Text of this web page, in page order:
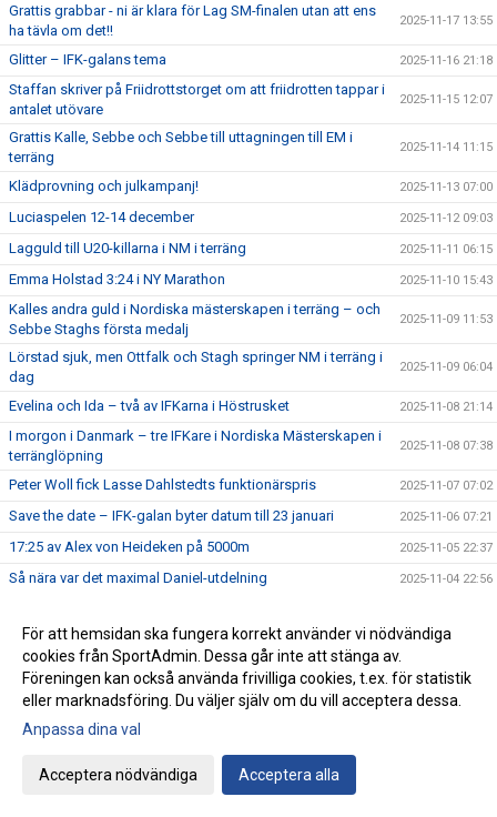
Grattis grabbar - ni är klara för Lag SM-finalen utan att ens
ha tävla om det!!
2025-11-17 13:55
Glitter – IFK-galans tema 2025-11-16 21:18
Staffan skriver på Friidrottstorget om att friidrotten tappar i
antalet utövare
2025-11-15 12:07
Grattis Kalle, Sebbe och Sebbe till uttagningen till EM i
terräng
2025-11-14 11:15
Klädprovning och julkampanj! 2025-11-13 07:00
Luciaspelen 12-14 december 2025-11-12 09:03
Lagguld till U20-killarna i NM i terräng 2025-11-11 06:15
Emma Holstad 3:24 i NY Marathon 2025-11-10 15:43
Kalles andra guld i Nordiska mästerskapen i terräng – och
Sebbe Staghs första medalj
2025-11-09 11:53
Lörstad sjuk, men Ottfalk och Stagh springer NM i terräng i
dag
2025-11-09 06:04
Evelina och Ida – två av IFKarna i Höstrusket 2025-11-08 21:14
I morgon i Danmark – tre IFKare i Nordiska Mästerskapen i
terränglöpning
2025-11-08 07:38
Peter Woll fick Lasse Dahlstedts funktionärspris 2025-11-07 07:02
Save the date – IFK-galan byter datum till 23 januari 2025-11-06 07:21
17:25 av Alex von Heideken på 5000m 2025-11-05 22:37
Så nära var det maximal Daniel-utdelning 2025-11-04 22:56
IFK tia i SM-pokalen 2025-11-02 23:22
Emma Holstad 1:35 på halvmaran 2025-11-01 22:35
Terräng-SM: 18 IFK Lidingö-lag i Mix-stafetten 2025-10-31 07:06
Terräng-SM: Luddes sista lopp i IFKs blåvita tävlingsdräkt
Terräng-SM: Veteranerna femma i lag
För att hemsidan ska fungera korrekt använder vi nödvändiga
cookies från SportAdmin. Dessa går inte att stänga av.
Föreningen kan också använda frivilliga cookies, t.ex. för statistik
eller marknadsföring. Du väljer själv om du vill acceptera dessa.
Anpassa dina val
Acceptera nödvändiga Acceptera alla